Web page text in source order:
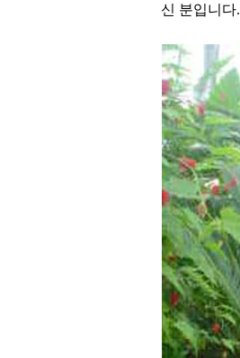
신 분입니다.